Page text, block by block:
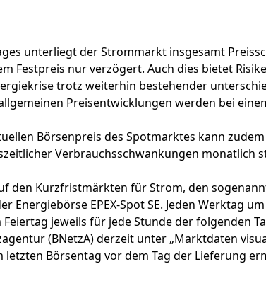
unterliegt der Strommarkt insgesamt
Festpreis nur verzögert. Auch dies bietet
trotz weiterhin bestehender
Preisentwicklungen werden bei
Börsenpreis des Spotmarktes kann
Verbrauchsschwankungen monatlich
den Kurzfristmärkten für Strom, den
Energiebörse EPEX-Spot SE. Jeden Werktag
jeweils für jede Stunde der folgenden
(BNetzA) derzeit unter „Marktdaten
letzten Börsentag vor dem Tag der Lieferung